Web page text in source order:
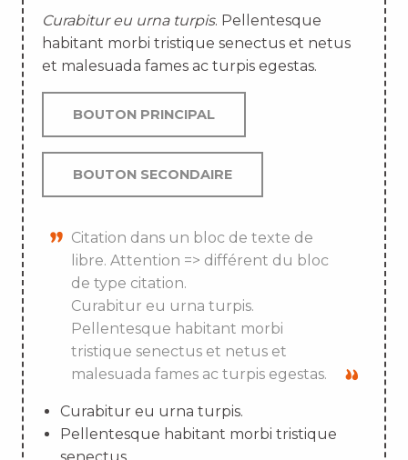
Curabitur eu urna turpis. Pellentesque
habitant morbi tristique senectus et netus
et malesuada fames ac turpis egestas.
BOUTON PRINCIPAL
BOUTON SECONDAIRE
Citation dans un bloc de texte de
libre. Attention => différent du bloc
de type citation.
Curabitur eu urna turpis.
Pellentesque habitant morbi
tristique senectus et netus et
malesuada fames ac turpis egestas.
Curabitur eu urna turpis.
Pellentesque habitant morbi tristique